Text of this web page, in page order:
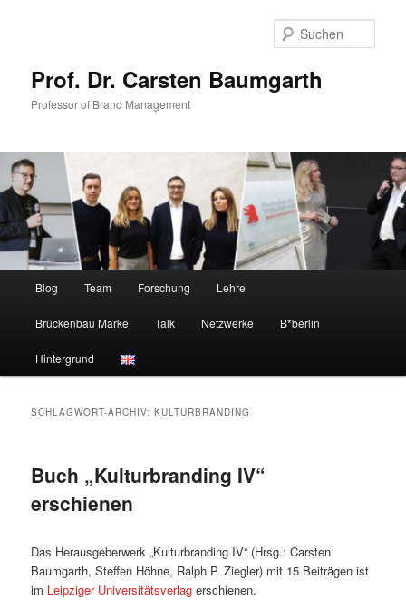
Prof. Dr. Carsten Baumgarth
Professor of Brand Management
Blog Team Forschung Lehre
Brückenbau Marke Talk Netzwerke B*berlin
Hintergrund
SCHLAGWORT-ARCHIV:KULTURBRANDING
Buch „Kulturbranding IV“
erschienen
Das Herausgeberwerk „Kulturbranding IV“ (Hrsg.: Carsten
Baumgarth, Steffen Höhne, Ralph P. Ziegler) mit 15 Beiträgen ist
im Leipziger Universitätsverlag erschienen.